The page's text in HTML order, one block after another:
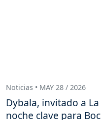
Noticias • MAY 28 / 2026
Dybala, invitado a
noche clave para